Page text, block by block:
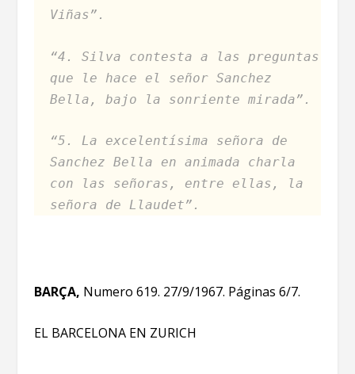
Viñas”.
“4. Silva contesta a las preguntas
que le hace el señor Sanchez
Bella, bajo la sonriente mirada”.
“5. La excelentísima señora de
Sanchez Bella en animada charla
con las señoras, entre ellas, la
señora de Llaudet”.
BARÇA, Numero 619. 27/9/1967. Páginas 6/7.
EL BARCELONA EN ZURICH